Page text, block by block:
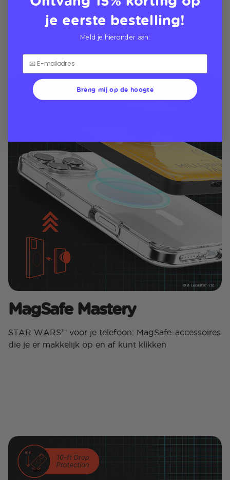
MagSafe Mastery
STAR WARS™ voor je telefoon: MagSafe-accessoires
die je er makkelijk op en af ​​kunt klikken
je eerste bestelling!
Meld je hieronder aan:
Breng mij op de hoogte